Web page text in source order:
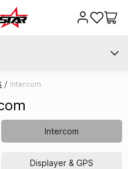
Intercom
Intercom
Displayer & GPS